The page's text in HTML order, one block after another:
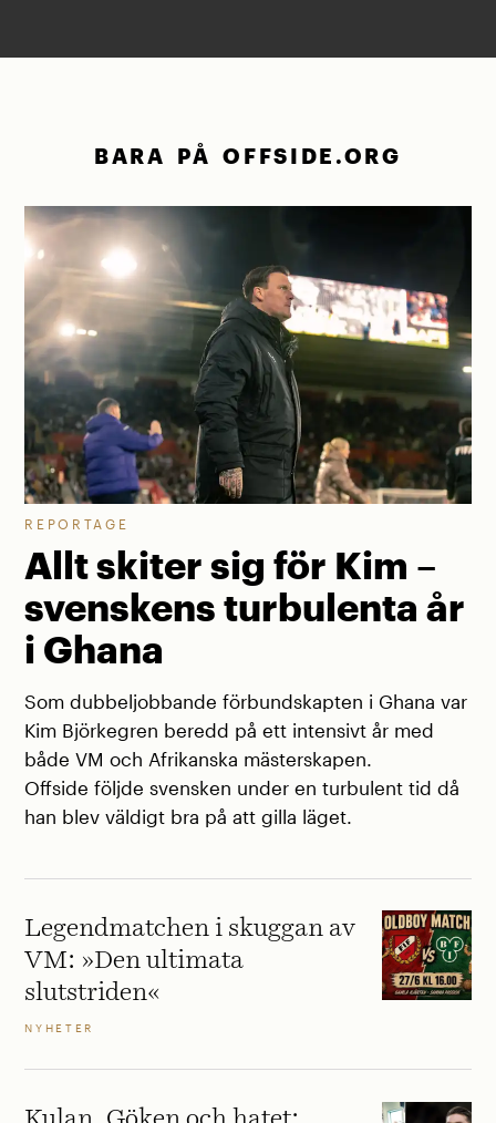
BARA PÅ OFFSIDE.ORG
REPORTAGE
Allt skiter sig för Kim –
svenskens turbulenta år
i Ghana
Som dubbeljobbande förbundskapten i Ghana var
Kim Björkegren beredd på ett intensivt år med
både VM och Afrikanska mästerskapen.
Offside följde svensken under en turbulent tid då
han blev väldigt bra på att gilla läget.
Legendmatchen i skuggan av
VM: »Den ultimata
slutstriden«
NYHETER